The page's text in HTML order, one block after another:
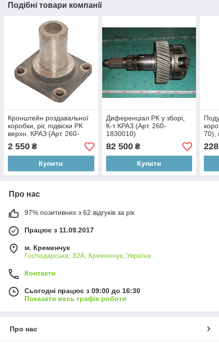
Подібні товари компанії
Кронштейн роздавальної
коробки, ріг, підвіски РК
верхн. КРАЗ (Арт. 260-
1801049)
2 550 ₴
Купити
Диференціал РК у зборі,
К-т КРАЗ (Арт. 260-
1830010)
82 500₴
Купити
70),
228
Про нас
97% позитивних з 62 відгуків за рік
Працює з 11.09.2017
м. Кременчук
Господарська, 32А, Кременчук, Україна
Контакти
Сьогодні працює з 09:00 до 16:30
Показати весь графік роботи
Про нас